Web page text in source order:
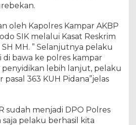
oleh Kapolres Kampar AKBP
SIK melalui Kasat Reskrim
SH MH. ” Selanjutnya pelaku
bawa ke polres kampar
lebih lanjut, pelaku
363 KUH Pidana”jelas
sudah menjadi DPO Polres
saja pelaku berhasil kita